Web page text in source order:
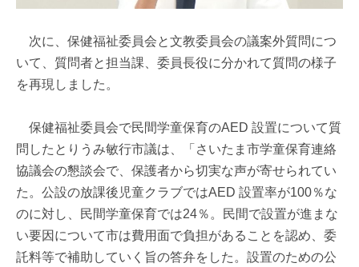
次に、保健福祉委員会と文教委員会の議案外質問につ
いて、質問者と担当課、委員長役に分かれて質問の様子
を再現しました。
保健福祉委員会で民間学童保育のAED 設置について質
問したとりうみ敏行市議は、「さいたま市学童保育連絡
協議会の懇談会で、保護者から切実な声が寄せられてい
た。公設の放課後児童クラブではAED 設置率が100％な
のに対し、民間学童保育では24％。民間で設置が進まな
い要因について市は費用面で負担があることを認め、委
託料等で補助していく旨の答弁をした。設置のための公